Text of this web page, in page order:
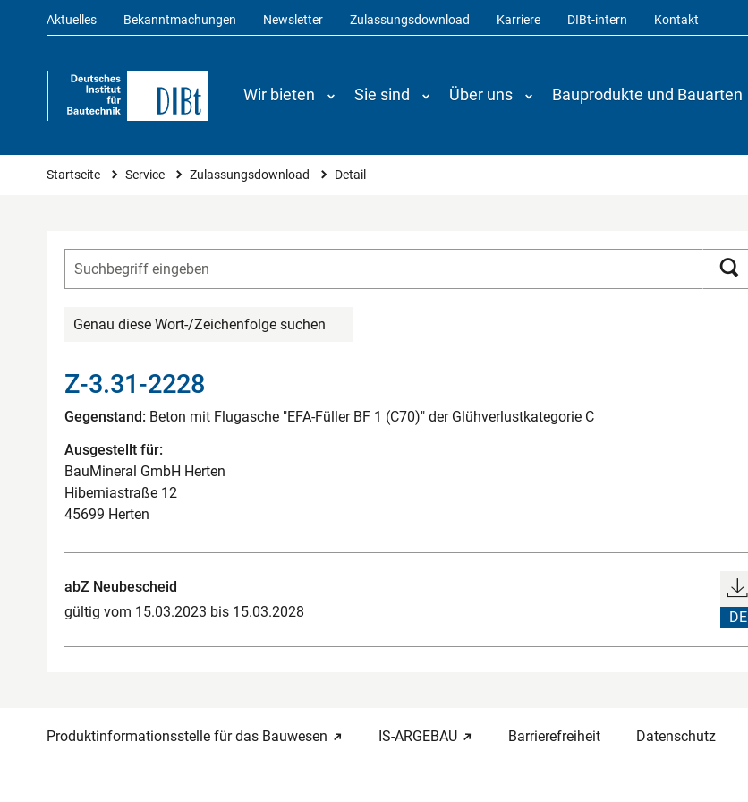
Aktuelles Bekanntmachungen Newsletter Zulassungsdownload Karriere DIBt-intern Kontakt
Wir bieten Sie sind Über uns Bauprodukte und Bauarten
Sie sind hier
Startseite Service Zulassungsdownload Detail
Genau diese Wort-/Zeichenfolge suchen
Z-3.31-2228
Gegenstand: Beton mit Flugasche "EFA-Füller BF 1 (C70)" der Glühverlustkategorie C
Ausgestellt für:
BauMineral GmbH Herten
Hiberniastraße 12
45699 Herten
abZ Neubescheid
gültig vom 15.03.2023 bis 15.03.2028
DE
Produktinformationsstelle für das Bauwesen IS-ARGEBAU Barrierefreiheit Datenschutz